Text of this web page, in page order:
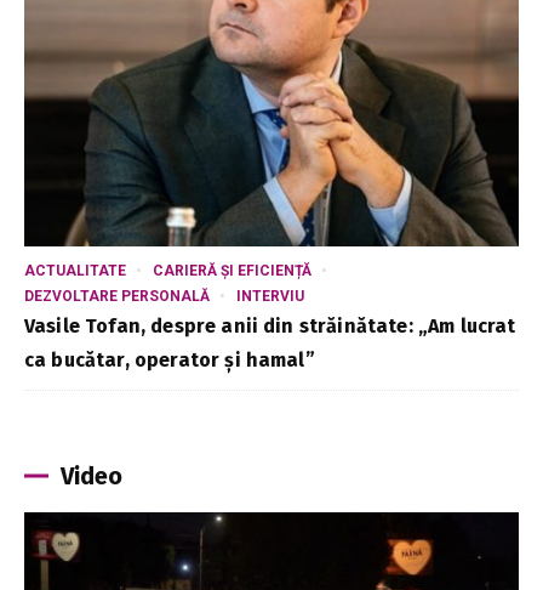
ACTUALITATE
CARIERĂ ȘI EFICIENȚĂ
DEZVOLTARE PERSONALĂ
INTERVIU
Vasile Tofan, despre anii din străinătate: „Am lucrat
ca bucătar, operator și hamal”
Video